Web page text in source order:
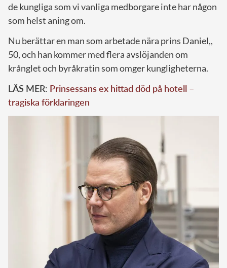
de kungliga som vi vanliga medborgare inte har någon
som helst aning om.
Nu berättar en man som arbetade nära prins Daniel,,
50, och han kommer med flera avslöjanden om
krånglet och byråkratin som omger kungligheterna.
LÄS MER: Prinsessans ex hittad död på hotell –
tragiska förklaringen